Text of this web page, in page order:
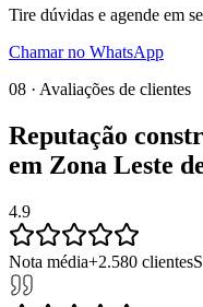
Tire dúvidas e agende em
Chamar no WhatsApp
08 · Avaliações de clientes
Reputação
em Zona Leste
4.9
Nota média+2.580 clientes